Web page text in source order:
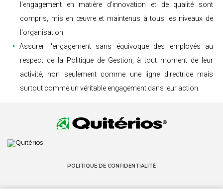
l'engagement en matière d'innovation et de qualité sont
compris, mis en œuvre et maintenus à tous les niveaux de
l'organisation.
Assurer l'engagement sans équivoque des employés au
respect de la Politique de Gestion, à tout moment de leur
activité, non seulement comme une ligne directrice mais
surtout comme un véritable engagement dans leur action.
POLITIQUE DE CONFIDENTIALITÉ